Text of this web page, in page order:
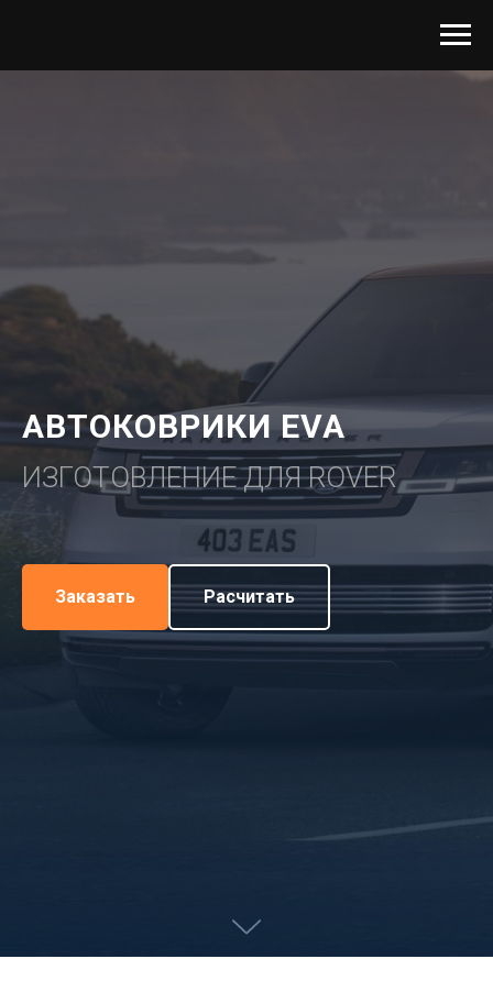
АВТОКОВРИКИ EVA
ИЗГОТОВЛЕНИЕ ДЛЯ ROVER
Заказать Расчитать